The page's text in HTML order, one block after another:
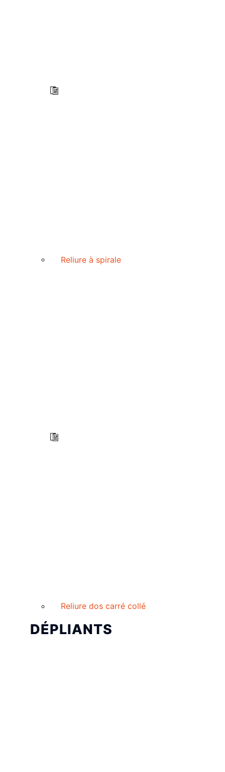
Reliure à spirale
Reliure dos carré collé
DÉPLIANTS